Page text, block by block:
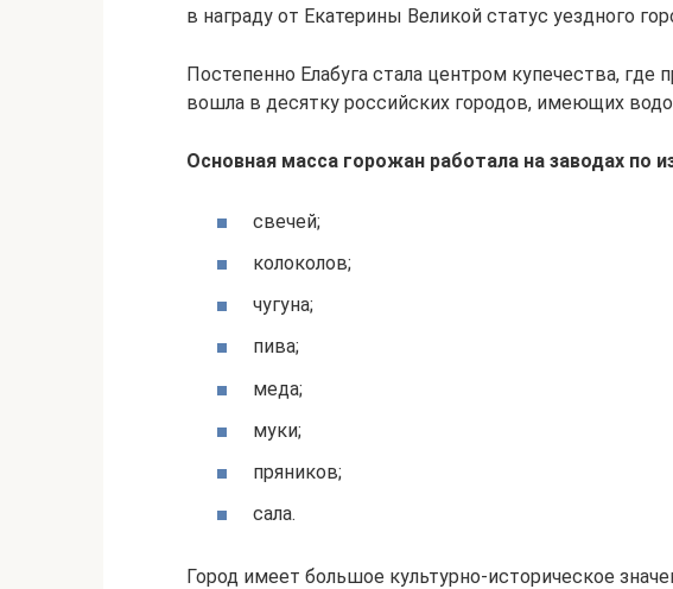
в награду от Екатерины Великой статус уездного
Постепенно Елабуга стала центром купечества, где
вошла в десятку российских городов, имеющих
Основная масса горожан работала на заводах по
свечей;
колоколов;
чугуна;
пива;
меда;
муки;
пряников;
сала.
Город имеет большое культурно-историческое